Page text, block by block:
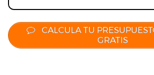
CALCULA TU
GRATIS